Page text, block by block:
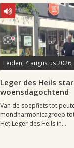
Leiden, 4 augustus 2026,
Leger des Heils
woensdagochtend
Van de soepfiets tot
mondharmonicagroep
Het Leger des Heils in...